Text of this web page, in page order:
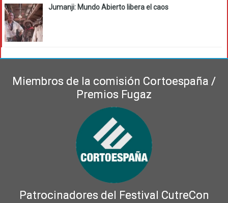
Jumanji: Mundo Abierto libera el caos
Miembros de la comisión Cortoespaña /
Premios Fugaz
Patrocinadores del Festival CutreCon